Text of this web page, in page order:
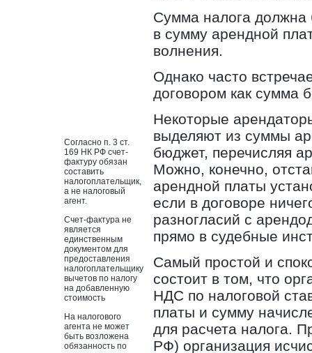
Согласно п. 3 ст.
169 НК РФ счет-
фактуру обязан
составить
налогоплательщик,
а не налоговый
агент.
Счет-фактура не
является
единственным
документом для
предоставления
налогоплательщику
вычетов по налогу
на добавленную
стоимость
На налогового
агента не может
быть возложена
обязанность по
Сумма налога должна
в сумму арендной
волнения.
Однако часто
договором как сумма
Некоторые
выделяют из суммы
бюджет, перечисляя
Можно, конечно,
арендной платы
если в договоре
разногласий с
прямо в судебные
Самый простой и
состоит в том, что
НДС по налоговой
платы и сумму
для расчета налога.
РФ) организация